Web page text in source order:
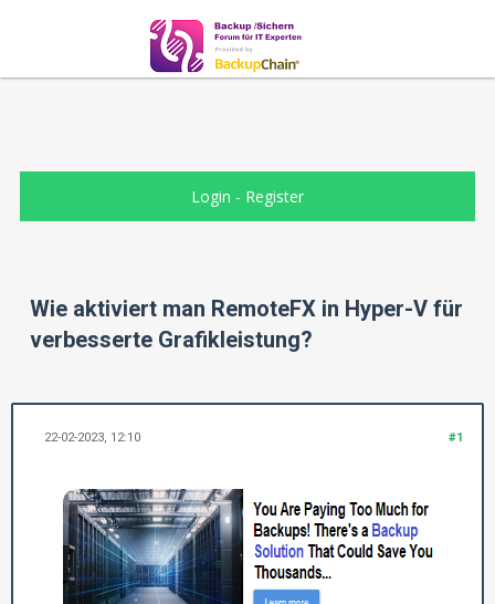
Login - Register
Wie aktiviert man RemoteFX in Hyper-V für
verbesserte Grafikleistung?
#1
22-02-2023, 12:10